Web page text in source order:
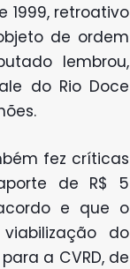
1999, retroativo
de ordem
lembrou,
do Rio Doce
fez críticas
de R$ 5
e que o
do
a CVRD, de